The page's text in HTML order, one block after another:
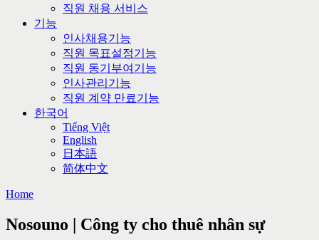
직원 채용 서비스
기능
인사채용기능
직원 목표설정기능
직원 동기부여기능
인사관리기능
직원 계약 만료기능
한국어
Tiếng Việt
English
日本語
简体中文
Home
Nosouno | Công ty cho thuê nhân sự